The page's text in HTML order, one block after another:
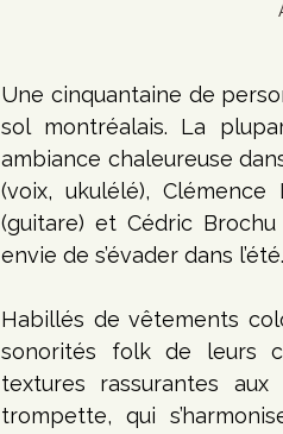
Une cinquantaine de
sol montréalais. La
ambiance chaleureuse
(voix, ukulélé),
(guitare) et Cédric
envie de s’évader dans l’été.
Habillés de vêtements
sonorités folk de leurs
textures rassurantes
trompette, qui